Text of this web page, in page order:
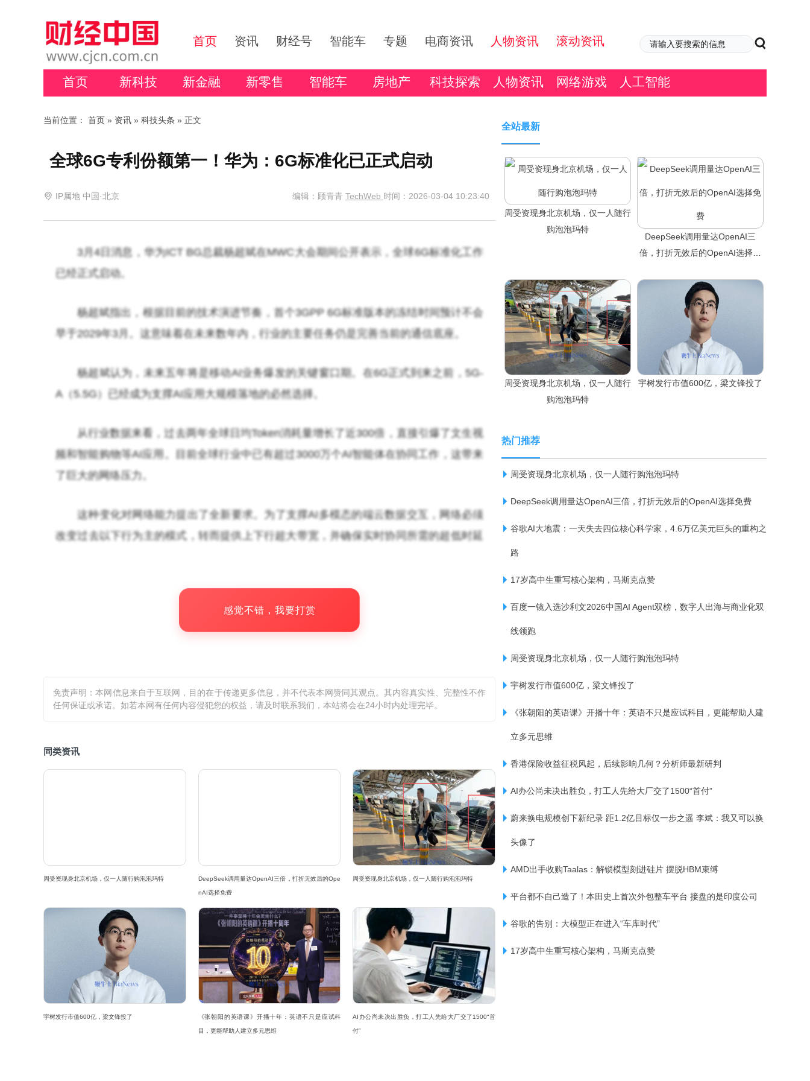
首页 资讯 财经号 智能车 专题 电商资讯 人物资讯 滚动资讯
首页 新科技 新金融 新零售 智能车 房地产 科技探索 人物资讯 网络游戏 人工智能
当前位置： 首页 » 资讯 » 科技头条 » 正文
全球6G专利份额第一！华为：6G标准化已正式启动
IP属地 中国·北京 编辑：顾青青 TechWeb 时间：2026-03-04 10:23:40
3月4日消息，华为ICT BG总裁杨超斌在MWC大会期间公开表示，全球6G标准化工作
已经正式启动。
杨超斌指出，根据目前的技术演进节奏，首个3GPP 6G标准版本的冻结时间预计不会
早于2029年3月。这意味着在未来数年内，行业的主要任务仍是完善当前的通信底座。
杨超斌认为，未来五年将是移动AI业务爆发的关键窗口期。在6G正式到来之前，5G-
A（5.5G）已经成为支撑AI应用大规模落地的必然选择。
从行业数据来看，过去两年全球日均Token消耗量增长了近300倍，直接引爆了文生视
频和智能购物等AI应用。目前全球行业中已有超过3000万个AI智能体在协同工作，这带来
了巨大的网络压力。
这种变化对网络能力提出了全新要求。为了支撑AI多模态的端云数据交互，网络必须
改变过去以下行为主的模式，转而提供上下行超大带宽，并确保实时协同所需的超低时延
目前，5G-A技术已在全球300多个城市实现了规模商用。然而，其能力的持续提升仍
高度依赖于新频谱的引入，特别是存量频谱的重耕与优化，这是保障网络质量的关键。
业应用铺平了道路，也将加速AI与移动通信的深度融合。
但美国占比从5G时期的15%跃升至35.2%，显示出强劲追赶态势。
感觉不错，我要打赏
免责声明：本网信息来自于互联网，目的在于传递更多信息，并不代表本网赞同其观点。其内容真实性、完整性不作
任何保证或承诺。如若本网有任何内容侵犯您的权益，请及时联系我们，本站将会在24小时内处理完毕。
同类资讯
周受资现身北京机场，仅一人随行购泡泡玛特 DeepSeek调用量达OpenAI三倍，打折无效后的Ope
nAI选择免费
周受资现身北京机场，仅一人随行购泡泡玛特
宇树发行市值600亿，梁文锋投了 《张朝阳的英语课》开播十年：英语不只是应试科
目，更能帮助人建立多元思维
AI办公尚未决出胜负，打工人先给大厂交了1500“首
付”
全站最新
周受资现身北京机场，仅一人随行
购泡泡玛特
DeepSeek调用量达OpenAI三
倍，打折无效后的OpenAI选择免
周受资现身北京机场，仅一人随行
购泡泡玛特
宇树发行市值600亿，梁文锋投了
热门推荐
周受资现身北京机场，仅一人随行购泡泡玛特
DeepSeek调用量达OpenAI三倍，打折无效后的OpenAI选择免费
谷歌AI大地震：一天失去四位核心科学家，4.6万亿美元巨头的重构之
路
17岁高中生重写核心架构，马斯克点赞
百度一镜入选沙利文2026中国AI Agent双榜，数字人出海与商业化双
线领跑
周受资现身北京机场，仅一人随行购泡泡玛特
宇树发行市值600亿，梁文锋投了
《张朝阳的英语课》开播十年：英语不只是应试科目，更能帮助人建
立多元思维
香港保险收益征税风起，后续影响几何？分析师最新研判
AI办公尚未决出胜负，打工人先给大厂交了1500“首付”
蔚来换电规模创下新纪录 距1.2亿目标仅一步之遥 李斌：我又可以换
头像了
AMD出手收购Taalas：解锁模型刻进硅片 摆脱HBM束缚
平台都不自己造了！本田史上首次外包整车平台 接盘的是印度公司
谷歌的告别：大模型正在进入“车库时代”
17岁高中生重写核心架构，马斯克点赞